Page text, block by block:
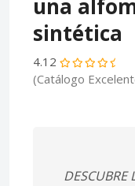
una
sintética
4.12
(Catálogo
DESCUBRE